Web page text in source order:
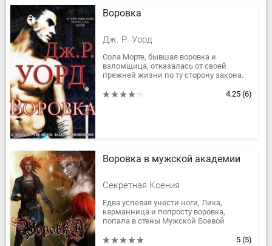
Воровка
Дж. Р. Уорд
Сола Морте, бывшая воровка и
взломщица, отказалась от своей
прежней жизни по ту сторону закона.
наркоторговца, она уехала далеко из
4.25 (6)
Воровка в мужской академии
Секретная Ксения
Едва успевая унести ноги, Лика,
карманница и попросту воровка,
попала в стены Мужской Боевой
Сбежать отсюда невозможно, скрывать
5 (5)